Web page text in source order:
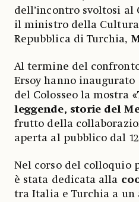
dell’incontro svoltosi al
il ministro della
Repubblica di Turchia,
Al termine del
Ersoy hanno
del Colosseo la mostra
leggende, storie del
frutto della
aperta al pubblico dal
Nel corso del colloquio
è stata dedicata alla
tra Italia e Turchia a un